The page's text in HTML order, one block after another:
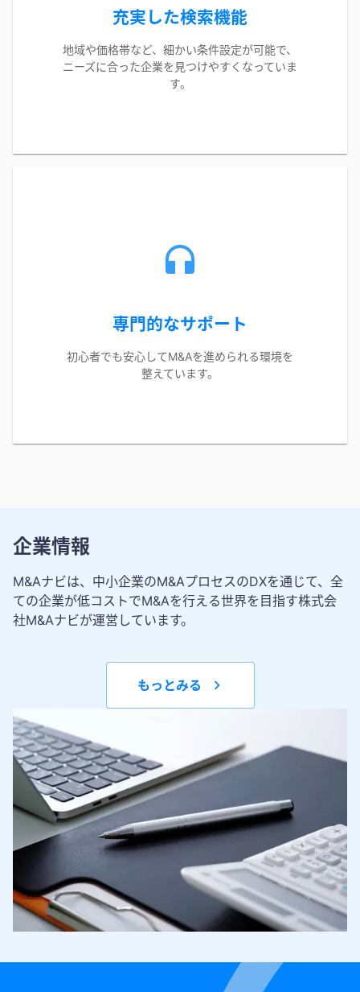
充実した検索機能
地域や価格帯など、細かい条件設定が可能で、
ニーズに合った企業を見つけやすくなっていま
す。
専門的なサポート
初心者でも安心してM&Aを進められる環境を
整えています。
企業情報
M&Aナビは、中小企業のM&AプロセスのDXを通じて、全
ての企業が低コストでM&Aを行える世界を目指す株式会
社M&Aナビが運営しています。
もっとみる